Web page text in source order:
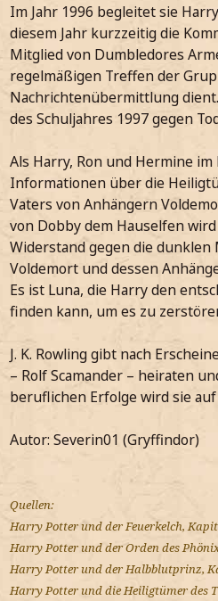
Im Jahr 1996 begleitet sie
diesem Jahr kurzzeitig die
Mitglied von Dumbledores
regelmäßigen Treffen der
Nachrichtenübermittlung
des Schuljahres 1997 gegen
Als Harry, Ron und Hermine
Informationen über die
Vaters von Anhängern
von Dobby dem Hauselfen
Widerstand gegen die dunklen
Voldemort und dessen
Es ist Luna, die Harry den
finden kann, um es zu
J. K. Rowling gibt nach
– Rolf Scamander – heiraten
beruflichen Erfolge wird sie
Autor: Severin01 (Gryffindor)
Quellen:
Harry Potter und der Feuerkelch,
Harry Potter und der Orden des
Harry Potter und der Halbblutprinz,
Harry Potter und die Heiligtümer des